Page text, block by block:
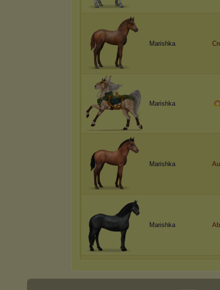
Marishka
Marishka
Marishka
Marishka